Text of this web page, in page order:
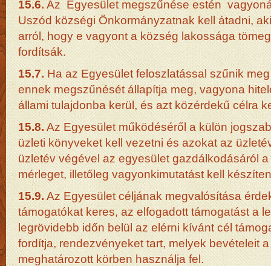
15.6. Az Egyesület megszűnése estén
Uszód községi Önkormányzatnak kell átadni,
arról, hogy e vagyont a község lakossága
fordítsák.
15.7. Ha az Egyesület feloszlatással szűnik
ennek megszűnését állapítja meg, vagyona
állami tulajdonba kerül, és azt közérdekű célra
15.8. Az Egyesület működéséről a külön
üzleti könyveket kell vezetni és azokat az
üzletév végével az egyesület gazdálkodásáról
mérleget, illetőleg vagyonkimutatást kell
15.9.Az Egyesület céljának megvalósítása
támogatókat keres, az elfogadott támogatást a
legrövidebb időn belül az elérni kívánt cél
fordítja, rendezvényeket tart, melyek bevételeit
meghatározott körben használja fel.